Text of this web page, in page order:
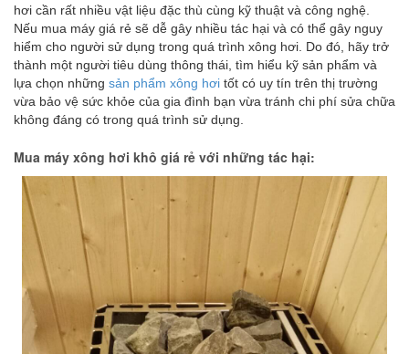
hơi cần rất nhiều vật liệu đặc thù cùng kỹ thuật và công nghệ.
Nếu mua máy giá rẻ sẽ dễ gây nhiều tác hại và có thể gây nguy
hiểm cho người sử dụng trong quá trình xông hơi. Do đó, hãy trở
thành một người tiêu dùng thông thái, tìm hiểu kỹ sản phẩm và
lựa chọn những sản phẩm xông hơi tốt có uy tín trên thị trường
vừa bảo vệ sức khỏe của gia đình bạn vừa tránh chi phí sửa chữa
không đáng có trong quá trình sử dụng.
Mua máy xông hơi khô giá rẻ với những tác hại: